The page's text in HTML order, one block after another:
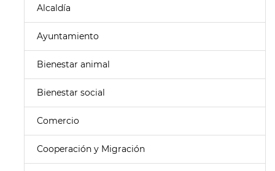
Alcaldía
Ayuntamiento
Bienestar animal
Bienestar social
Comercio
Cooperación y Migración